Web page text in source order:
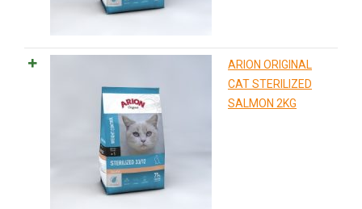
ARION ORIGINAL
CAT STERILIZED
SALMON 2KG